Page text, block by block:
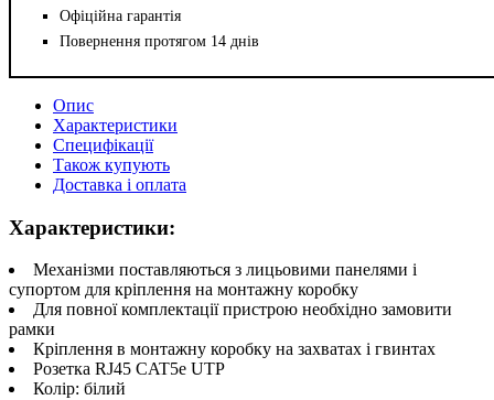
Офіційна гарантія
Повернення протягом 14 днів
Опис
Характеристики
Специфікації
Також купують
Доставка і оплата
Характеристики:
Механізми поставляються з лицьовими панелями і
супортом для кріплення на монтажну коробку
Для повної комплектації пристрою необхідно замовити
рамки
Кріплення в монтажну коробку на захватах і гвинтах
Розетка RJ45 CAT5e UTP
Колір: білий